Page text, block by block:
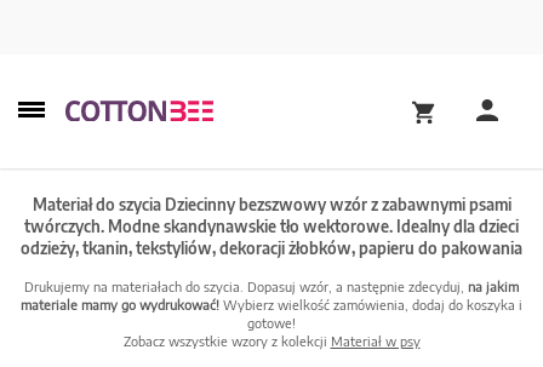
Materiał do szycia Dziecinny bezszwowy wzór z zabawnymi psami
twórczych. Modne skandynawskie tło wektorowe. Idealny dla dzieci
odzieży, tkanin, tekstyliów, dekoracji żłobków, papieru do pakowania
Drukujemy na materiałach do szycia. Dopasuj wzór, a następnie zdecyduj, na jakim
materiale mamy go wydrukować! Wybierz wielkość zamówienia, dodaj do koszyka i
gotowe!
Zobacz wszystkie wzory z kolekcji Materiał w psy